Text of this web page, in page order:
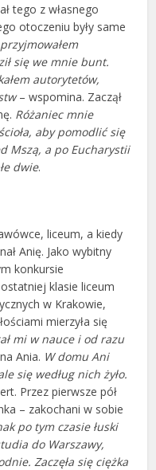
tego z własnego
otoczeniu były same
się we mnie bunt.
autorytetów,
– wspomina. Zaczął
Różaniec mnie
aby pomodlić się
Mszą, a po Eucharystii
dwie.
liceum, a kiedy
Anię. Jako wybitny
konkursie
klasie liceum
w Krakowie,
mierzyła się
mi w nauce i od razu
Ania. W domu Ani
się według nich żyło.
Przez pierwsze pół
– zakochani w sobie
po tym czasie łuski
do Warszawy,
Zaczęła się ciężka